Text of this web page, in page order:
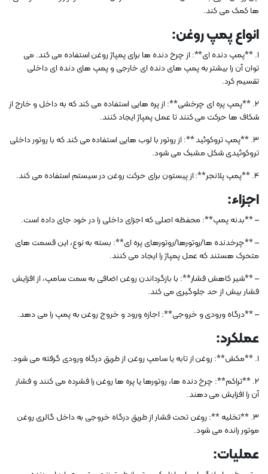
ها کمک می کند.
انواع پمپ روغن:
1. **پمپ دنده ای**: از چرخ دنده ها برای پمپاژ روغن استفاده می کند. می
توان آن را بیشتر به پمپ های دنده ای خارجی و پمپ های دنده ای داخلی
تقسیم کرد.
2. **پمپ پره ای چرخشی**: از پره هایی استفاده می کند که به داخل و خارج از
شکاف ها حرکت می کنند تا عمل پمپاژ ایجاد کنند.
3. **پمپ تروکوئید **: از روتور با لوب هایی استفاده می کند که با روتور داخلی
تروکوئیدی شکل مشبک می شود.
4. **پمپ پلانجر**: از پیستون برای حرکت روغن در سیستم استفاده می کند.
اجزاء:
– **بدنه پمپ**: محفظه اصلی که اجزای داخلی را در خود جای داده است.
– **چرخدنده ها/روتورها/روتورهای پره ای**: بسته به نوع، این قسمت های
متحرک هستند که عمل پمپاژ را ایجاد می کنند.
– **شیر کاهش فشار**: با بازگرداندن روغن اضافی به سمت سامپ، از افزایش
فشار بیش از حد جلوگیری می کند.
– **درگاه ورودی و خروجی**: اجازه ورود و خروج روغن به پمپ را می دهد.
عملکرد:
1. **مکش**: روغن از تابه یا سامپ روغن از طریق درگاه ورودی گرفته می شود.
2. **تراکم**: چرخ دنده ها، روتورها یا پره ها روغن را فشرده می کنند و فشار
آن را افزایش می دهند.
3. **تخلیه **: روغن تحت فشار از طریق درگاه خروجی به داخل گالری روغن
موتور رانده می شود.
عملیات: